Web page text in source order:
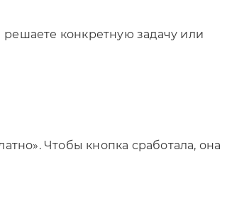
конкретную задачу или
Чтобы кнопка сработала, она